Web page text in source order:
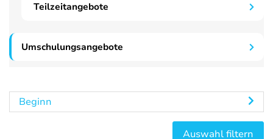
Teilzeitangebote
Umschulungsangebote
Beginn